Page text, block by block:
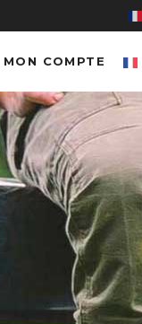
MON COMPTE